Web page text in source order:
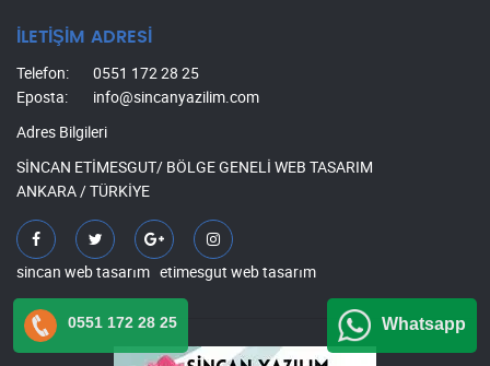
İLETİŞİM ADRESİ
Telefon:
0551 172 28 25
Eposta:
info@sincanyazilim.com
Adres Bilgileri
SİNCAN ETİMESGUT/ BÖLGE GENELİ WEB TASARIM
ANKARA / TÜRKİYE
sincan web tasarım etimesgut web tasarım
0551 172 28 25 Whatsapp